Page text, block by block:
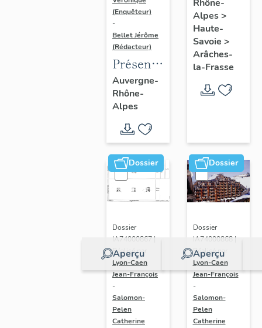
(Enquêteur)
-
Bellet Jérôme
(Rédacteur)
Présentation
de
l'opération
d'inventaire
du vitrail
ancien
de
Rhône-
Alpes
vitrearum)
Auvergne-
Rhône-
Alpes
voyageurs
Rhône-
Alpes>
Haute-
Savoie >
Arâches-
la-Frasse
Dossier
Aperçu
Dossier
IA74000867 |
Réalisé par
Lyon-Caen
Jean-François
-
Salomon-
Pelen
Catherine
Dossier
Aperçu
Dossier
IA74000868 |
Réalisé par
Lyon-Caen
Jean-François
-
Salomon-
Pelen
Catherine